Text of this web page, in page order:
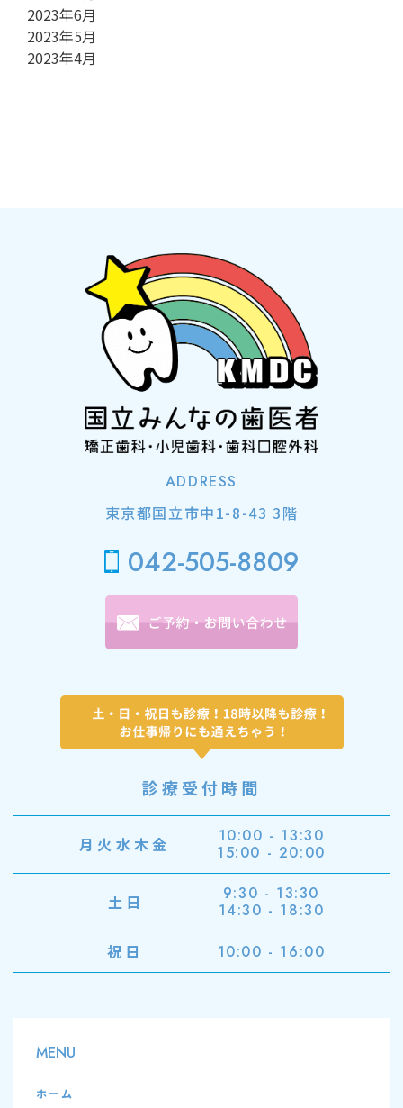
2023年6月
2023年5月
2023年4月
ADDRESS
東京都国立市中1-8-43 3階
042-505-8809
診療受付時間
月火水木金
10:00 - 13:30
15:00 - 20:00
土日
9:30 - 13:30
14:30 - 18:30
祝日 10:00 - 16:00
MENU
ホーム